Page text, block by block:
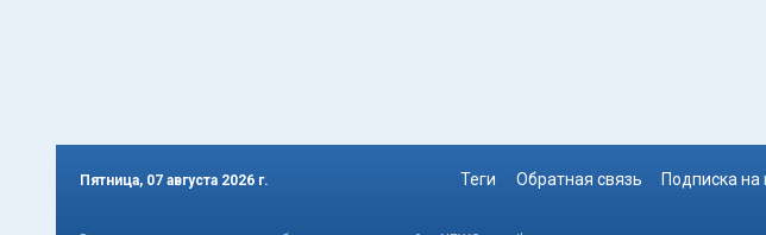
Пятница, 07 августа 2026 г. Теги Обратная связь Подписка на